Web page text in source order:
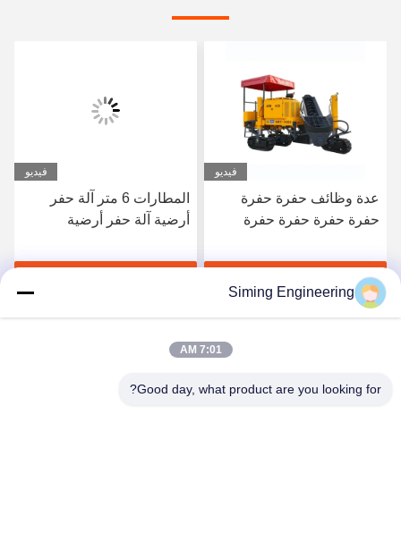
فيديو
عدة وظائف حفرة حفرة
حفرة حفرة حفرة حفرة
احصل على أفضل سعر
فيديو
المطارات 6 متر آلة حفر
أرضية آلة حفر أرضية
Siming Engineering
7:01 AM
Good day, what product are you looking for?